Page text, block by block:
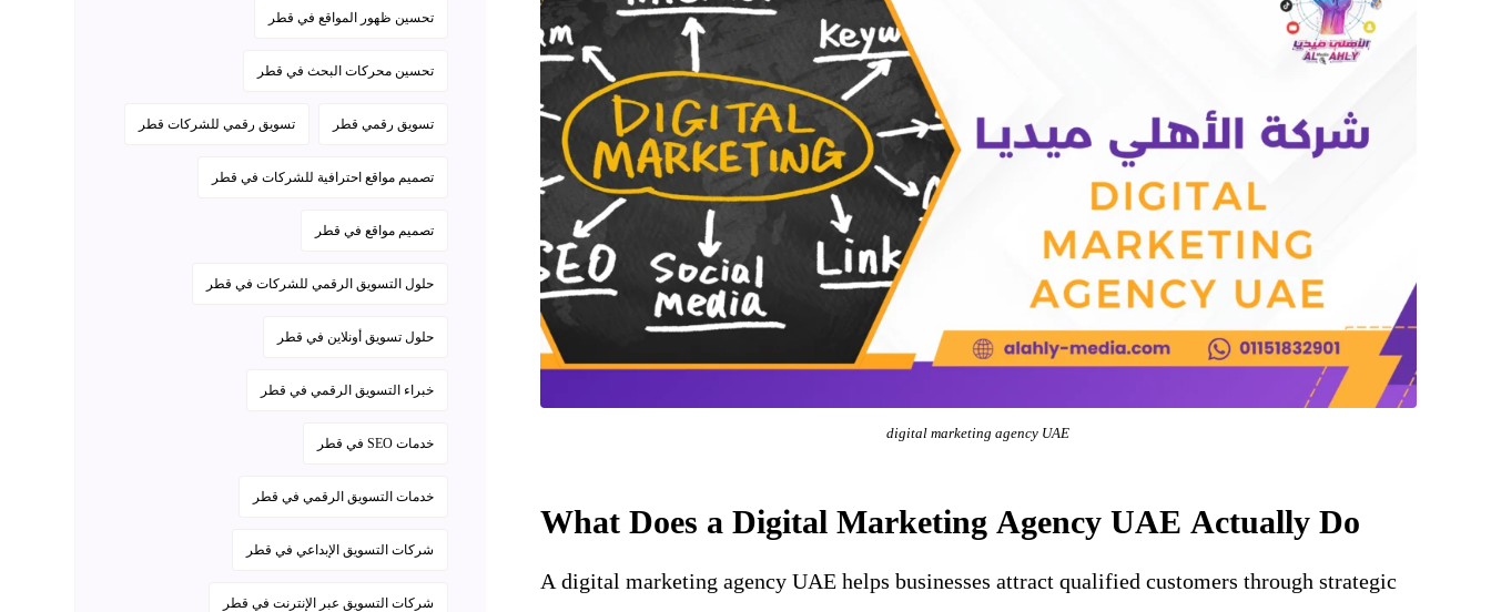
digital marketing agency UAE
What Does a Digital Marketing Agency UAE Actually Do
A digital marketing agency UAE helps businesses attract qualified customers through strategic
تحسين ظهور المواقع في قطر
تحسين محركات البحث في قطر
تسويق رقمي قطر تسويق رقمي للشركات قطر
تصميم مواقع احترافية للشركات في قطر
تصميم مواقع في قطر
حلول التسويق الرقمي للشركات في قطر
حلول تسويق أونلاين في قطر
خبراء التسويق الرقمي في قطر
خدمات SEO في قطر
خدمات التسويق الرقمي في قطر
شركات التسويق الإبداعي في قطر
شركات التسويق عبر الإنترنت في قطر